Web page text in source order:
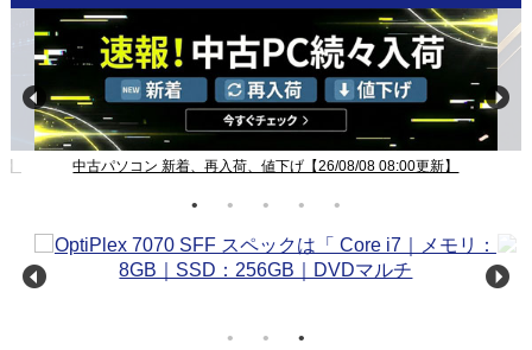
中古パソコン 新着、再入荷、値下げ【26/08/08 08:00更新】